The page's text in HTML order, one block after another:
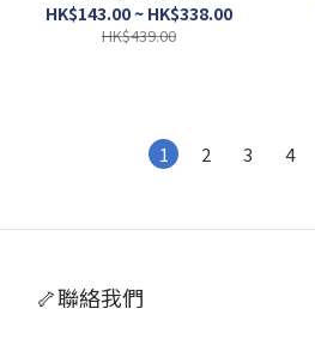
HK$143.00 ~ HK$338.00
HK$439.00
1 2 3 4
🦴聯絡我們